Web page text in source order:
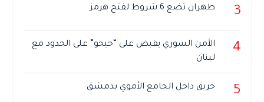
3 طهران تضع 6 شروط لفتح هرمز
4
الأمن السوري يقبض على “حيحو” على الحدود مع
لبنان
5 حريق داخل الجامع الأموي بدمشق